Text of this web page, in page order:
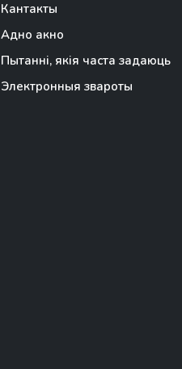
Кантакты
Адно акно
Пытанні, якія часта задаюць
Электронныя звароты